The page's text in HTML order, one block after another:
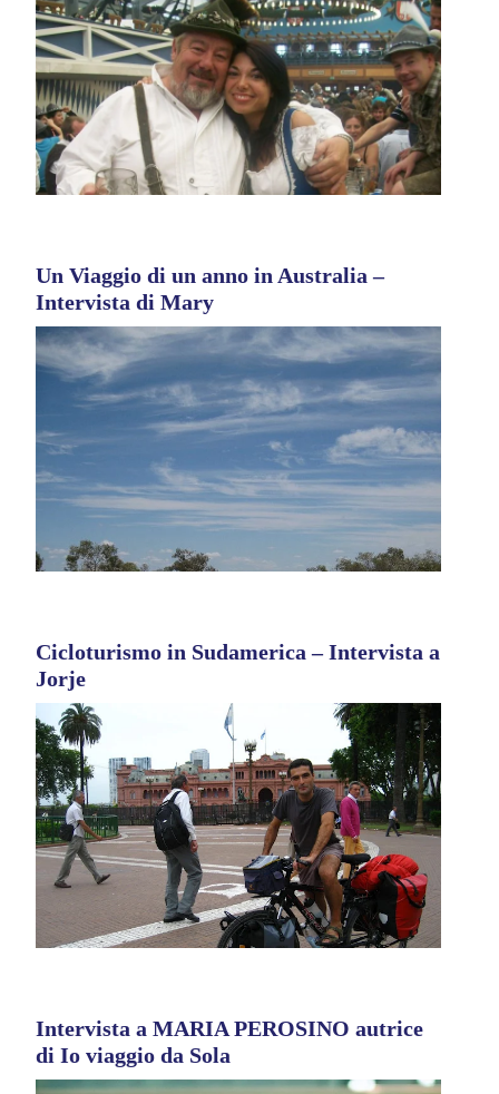
Un Viaggio di un anno in Australia –
Intervista di Mary
Cicloturismo in Sudamerica – Intervista a
Jorje
Intervista a MARIA PEROSINO autrice
di Io viaggio da Sola